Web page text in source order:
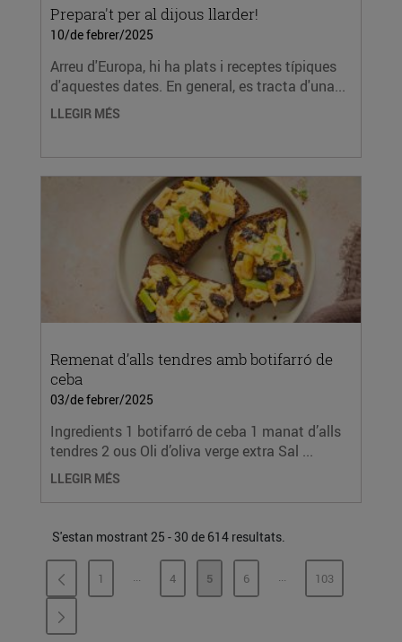
Prepara't per al dijous llarder!
10/de febrer/2025
Arreu d'Europa, hi ha plats i receptes típiques
d'aquestes dates. En general, es tracta d'una...
LLEGIR MÉS
Remenat d’alls tendres amb botifarró de
ceba
03/de febrer/2025
Ingredients 1 botifarró de ceba 1 manat d’alls
tendres 2 ous Oli d’oliva verge extra Sal ...
LLEGIR MÉS
S'estan mostrant 25 - 30 de 614 resultats.
PÀGINA
1 ...PÀGINES INTERMÈDIES
PÀGINA
4 PÀGINA
5 PÀGINA
6 ...PÀGINESPÀGINA
103